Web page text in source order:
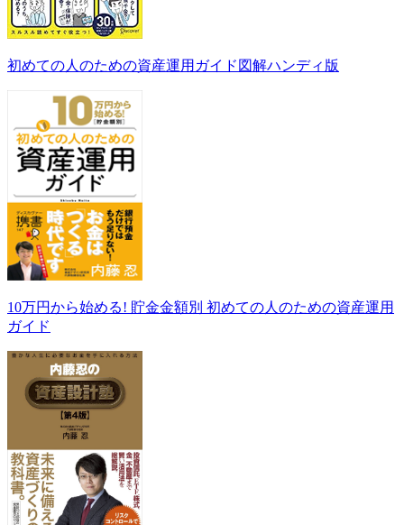
初めての人のための資産運用ガイド図解ハンディ版
10万円から始める! 貯金金額別 初めての人のための資産運用
ガイド